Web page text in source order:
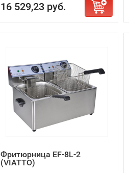
16 529,23 руб.
Фритюрница EF-8L-2
(VIATTO)